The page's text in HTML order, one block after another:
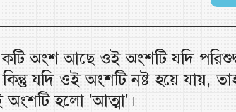
অংশ আছে ওই অংশটি যদি
যদি ওই অংশটি নষ্ট হয়ে যায়,
অংশটি হলো 'আত্মা'।